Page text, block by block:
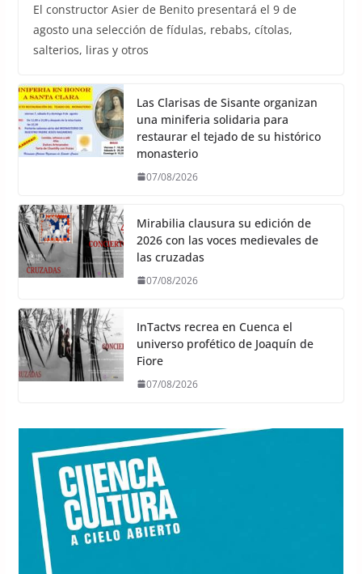
El constructor Asier de Benito presentará el 9 de
agosto una selección de fídulas, rebabs, cítolas,
salterios, liras y otros
Las Clarisas de Sisante organizan
una miniferia solidaria para
restaurar el tejado de su histórico
monasterio
07/08/2026
Mirabilia clausura su edición de
2026 con las voces medievales de
las cruzadas
07/08/2026
InTactvs recrea en Cuenca el
universo profético de Joaquín de
Fiore
07/08/2026